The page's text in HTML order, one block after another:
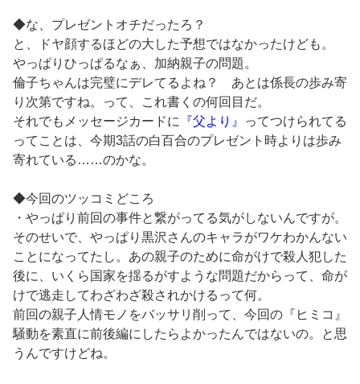
◆な、プレゼントオチだったろ？
と、ドヤ顔するほどの大した予想ではなかったけども。
やっぱりひっぱるなぁ、加納親子の問題。
倫子ちゃんは完璧にデレてるよね？ あとは係長の歩み寄
り次第ですね。って、これ書くの何回目だ。
それでもメッセージカードに
『父より』
ってつけられてる
ってことは、今期3話の白百合のプレゼント時よりは歩み
寄れている……のかな。
◆今回のツッコミどころ
・やっぱり前回の事件と繋がってる気がしないんですが。
そのせいで、やっぱり黒沢さんのキャラがワケわかんない
ことになってたし。あの親子のために命がけで殺人犯した
後に、いくら国家を揺るがすような問題だからって、命が
けで逃走してわざわざ殺されかけるって何。
前回の親子人情モノをバッサリ削って、今回の『ヒミコ』
騒動を素直に前後編にしたらよかったんではないの。と思
うんですけどね。